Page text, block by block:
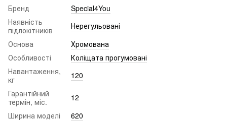
Бренд
Special4You
Наявність
підлокітників
Нерегульовані
Основа
Хромована
Особливості
Коліщата прогумовані
Навантаження,
кг
120
Гарантійний
термін, міс.
12
Ширина моделі
620